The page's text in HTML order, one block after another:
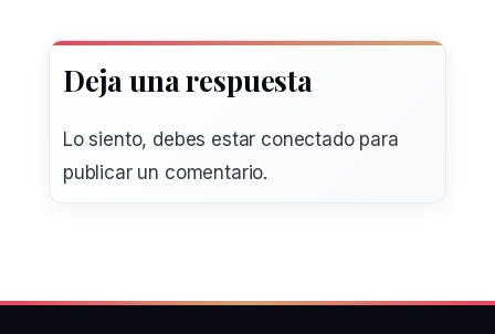
Deja una respuesta
Lo siento, debes estar conectadopara
publicar un comentario.